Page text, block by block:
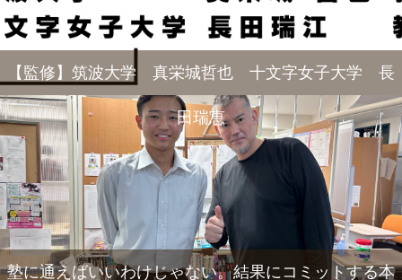
【監修】筑波大学 真栄城哲也 十文字女子大学 長
田瑞恵
塾に通えばいいわけじゃない。結果にコミットする本